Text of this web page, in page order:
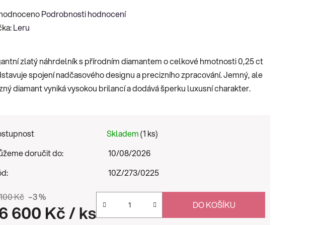
Podrobnosti hodnocení
Leru
zlatý náhrdelník s přírodním diamantem o celkové hmotnosti 0,25 ct
spojení nadčasového designu a precizního zpracování. Jemný, ale
diamant vyniká vysokou brilancí a dodává šperku luxusní charakter.
Skladem(1 ks)
doručit do:
10/08/2026
10Z/273/0225
Kč –3 %
600 Kč/ ks DO KOŠÍKU